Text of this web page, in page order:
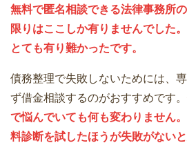
無料で匿名相談できる法律事務所
限りはここしか有りませんでした
とても有り難かったです。
債務整理で失敗しないためには、
ず借金相談するのがおすすめです。
で悩んでいても何も変わりません
料診断を試したほうが失敗がない